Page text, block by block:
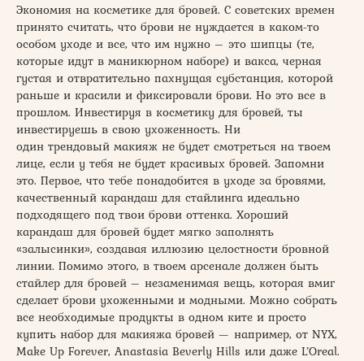
Экономия на косметике для бровей. С советских времен
принято считать, что брови не нуждается в каком-то
особом уходе и все, что им нужно – это шипцы (те,
которые идут в маникюрном наборе) и вакса, черная
густая и отвратительно пахнущая субстанция, которой
раньше и красили и фиксировали брови. Но это все в
прошлом. Инвестируя в косметику для бровей, ты
инвестируешь в свою ухоженность. Ни
один трендовый макияж не будет смотреться на твоем
лице, если у тебя не будет красивых бровей. Запомни
это. Первое, что тебе понадобится в уходе за бровями,
качественный карандаш для стайлинга идеально
подходящего под твои брови оттенка. Хороший
карандаш для бровей будет мягко заполнять
«залысинки», создавая иллюзию целостности бровной
линии. Помимо этого, в твоем арсенале должен быть
стайлер для бровей – незаменимая вещь, которая вмиг
сделает брови ухоженными и модными. Можно собрать
все необходимые продукты в одном ките и просто
купить набор для макияжа бровей — например, от NYX,
Make Up Forever, Anastasia Beverly Hills или даже L’Oreal.